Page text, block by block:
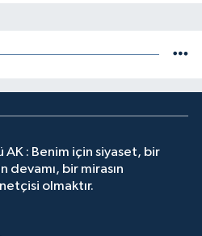
AK : Benim için siyaset, bir
devamı, bir mirasın
olmaktır.